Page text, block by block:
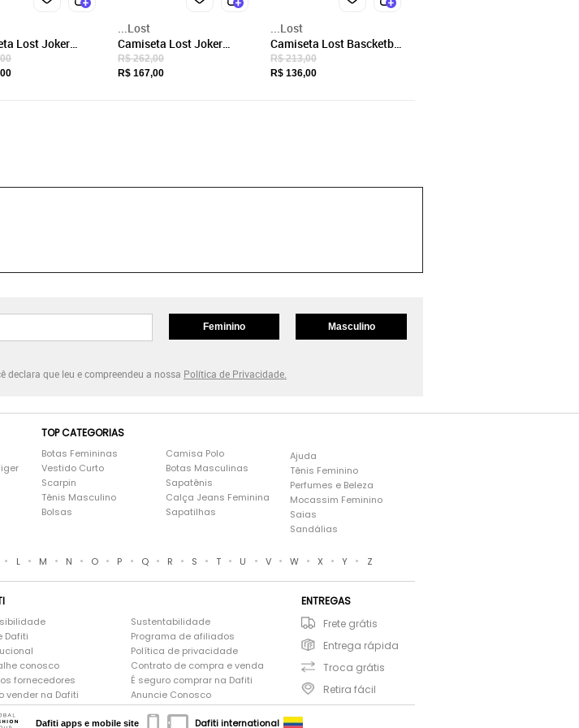
Lost Joker
Roxo
...Lost
Camiseta Lost Joker
Punch Lost SM25
Masculina Roxo Figo
R$ 262,00
R$ 167,00
...Lost
Camiseta Lost Bascketball
WT25 Masculina Roxo
Figo
R$ 213,00
R$ 136,00
Feminino Masculino
declara que leu e compreendeu a nossa Política de Privacidade.
TOP CATEGORIAS
Botas Femininas
Vestido Curto
Scarpin
Tênis Masculino
Bolsas
Camisa Polo
Botas Masculinas
Sapatênis
Calça Jeans Feminina
Sapatilhas
Ajuda
Tênis Feminino
Perfumes e Beleza
Mocassim Feminino
Saias
Sandálias
• L • M • N • O • P • Q • R • S • T • U • V • W • X • Y • Z
Dafiti
conosco
fornecedores
vender na Dafiti
Sustentabilidade
Programa de afiliados
Política de privacidade
Contrato de compra e venda
É seguro comprar na Dafiti
Anuncie Conosco
ENTREGAS
Frete grátis
Entrega rápida
Troca grátis
Retira fácil
Dafiti apps e mobile site Dafiti international